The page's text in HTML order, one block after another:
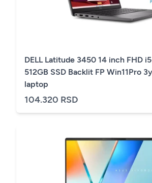
DELL Latitude 3450 14 inch FHD
512GB SSD Backlit FP Win11Pro
laptop
104.320 RSD